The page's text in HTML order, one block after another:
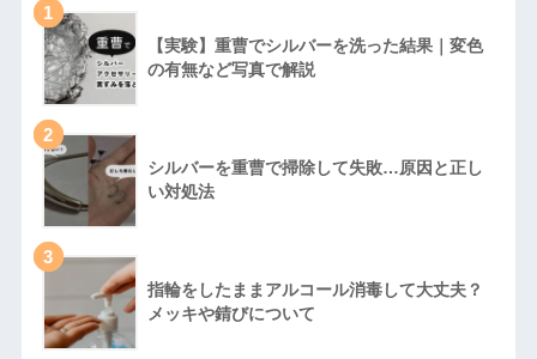
1
【実験】重曹でシルバーを洗った結果｜変色
の有無など写真で解説
2
シルバーを重曹で掃除して失敗…原因と正し
い対処法
3
指輪をしたままアルコール消毒して大丈夫？
メッキや錆びについて